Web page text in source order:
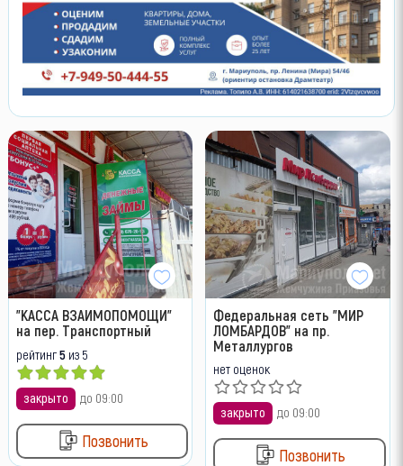
"КАССА ВЗАИМОПОМОЩИ"
на пер. Транспортный
рейтинг5из 5
закрыто до 09:00
Позвонить
Федеральная сеть "МИР
ЛОМБАРДОВ" на пр.
Металлургов
нет оценок
закрыто до 09:00
Позвонить